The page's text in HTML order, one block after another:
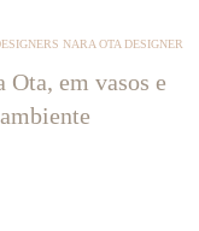
NARA OTA DESIGNER
em vasos e